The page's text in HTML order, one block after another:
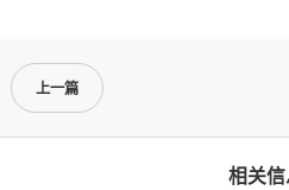
上一篇
相关